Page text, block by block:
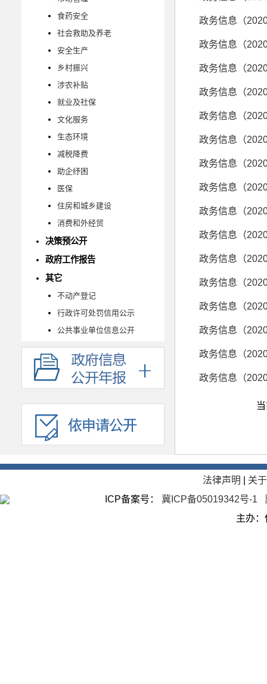
食药安全
社会救助及养老
安全生产
乡村振兴
涉农补贴
就业及社保
文化服务
生态环境
减税降费
助企纾困
医保
住房和城乡建设
消费和外经贸
决策预公开
政府工作报告
其它
不动产登记
行政许可处罚信用公示
公共事业单位信息公开
政务信息（
政务信息（
政务信息（
政务信息（
政务信息（
政务信息（
政务信息（
政务信息（
政务信息（
政务信息（
政务信息（
政务信息（
政务信息（
政务信息（
政务信息（
政务信息（
法律声明
关
ICP备案号：
冀ICP备05019342号-1
主办